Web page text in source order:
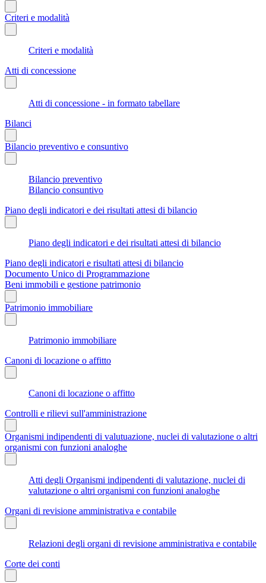
Criteri e modalità
Criteri e modalità
Atti di concessione
Atti di concessione - in formato tabellare
Bilanci
Bilancio preventivo e consuntivo
Bilancio preventivo
Bilancio consuntivo
Piano degli indicatori e dei risultati attesi di bilancio
Piano degli indicatori e dei risultati attesi di bilancio
Piano degli indicatori e risultati attesi di bilancio
Documento Unico di Programmazione
Beni immobili e gestione patrimonio
Patrimonio immobiliare
Patrimonio immobiliare
Canoni di locazione o affitto
Canoni di locazione o affitto
Controlli e rilievi sull'amministrazione
Organismi indipendenti di valutuazione, nuclei di valutazione o altri
organismi con funzioni analoghe
Atti degli Organismi indipendenti di valutazione, nuclei di
valutazione o altri organismi con funzioni analoghe
Organi di revisione amministrativa e contabile
Relazioni degli organi di revisione amministrativa e contabile
Corte dei conti